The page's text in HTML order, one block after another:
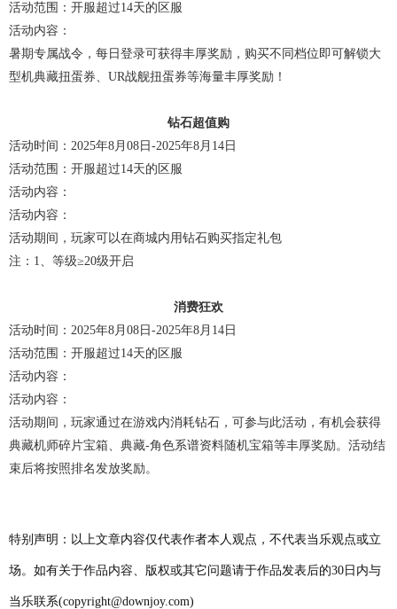
活动范围：开服超过14天的区服
活动内容：
暑期专属战令，每日登录可获得丰厚奖励，购买不同档位即可解锁大
型机典藏扭蛋券、UR战舰扭蛋券等海量丰厚奖励！
钻石超值购
活动时间：2025年8月08日-2025年8月14日
活动范围：开服超过14天的区服
活动内容：
活动内容：
活动期间，玩家可以在商城内用钻石购买指定礼包
注：1、等级≥20级开启
消费狂欢
活动时间：2025年8月08日-2025年8月14日
活动范围：开服超过14天的区服
活动内容：
活动内容：
活动期间，玩家通过在游戏内消耗钻石，可参与此活动，有机会获得
典藏机师碎片宝箱、典藏-角色系谱资料随机宝箱等丰厚奖励。活动结
束后将按照排名发放奖励。
特别声明：以上文章内容仅代表作者本人观点，不代表当乐观点或立
场。如有关于作品内容、版权或其它问题请于作品发表后的30日内与
当乐联系(copyright@downjoy.com)